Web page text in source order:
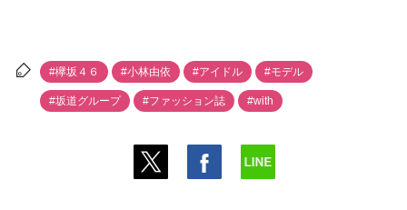
#欅坂４６ #小林由依 #アイドル #モデル
#坂道グループ #ファッション誌 #with